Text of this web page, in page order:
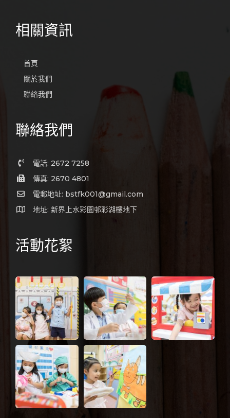
相關資訊
首頁
關於我們
聯絡我們
聯絡我們
電話: 2672 7258
傳真: 2670 4801
電郵地址: bstfk001@gmail.com
地址: 新界上水彩園邨彩湖樓地下
活動花絮